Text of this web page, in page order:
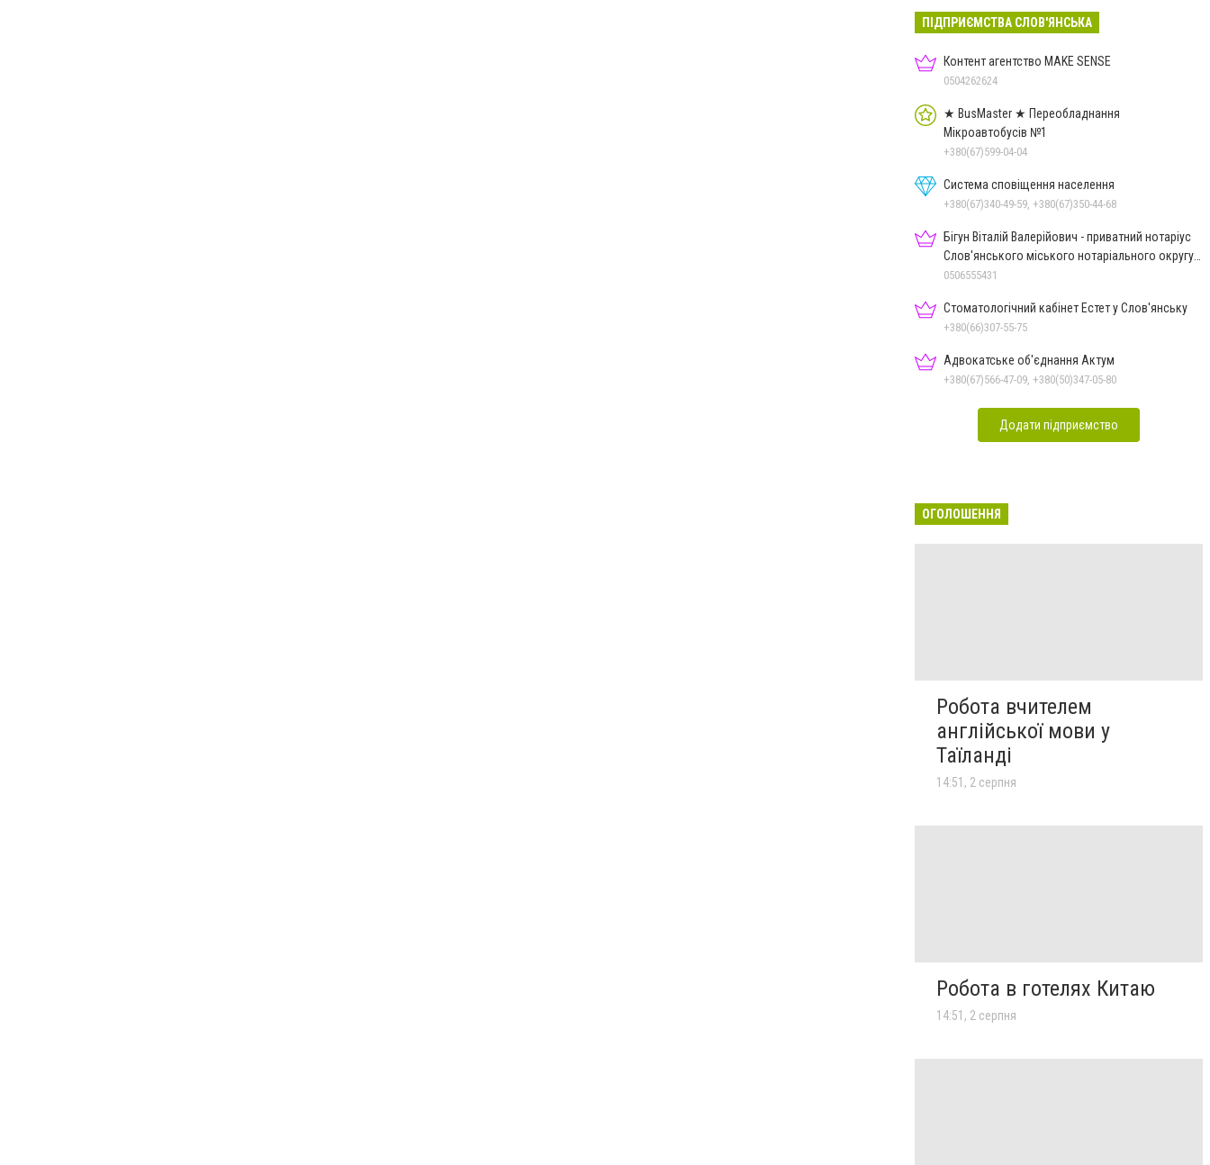
ПІДПРИЄМСТВА СЛОВ'ЯНСЬКА
Контент агентство MAKE SENSE
0504262624
★ BusMaster ★ Переобладнання
Мікроавтобусів №1
+380(67)599-04-04
Система сповіщення населення
+380(67)340-49-59, +380(67)350-44-68
Бігун Віталій Валерійович - приватний нотаріус
Слов'янського міського нотаріального округу
Дон.обл.
0506555431
Стоматологічний кабінет Естет у Слов'янську
+380(66)307-55-75
Адвокатське об'єднання Актум
+380(67)566-47-09, +380(50)347-05-80
Додати підприємство
ОГОЛОШЕННЯ
Робота вчителем
англійської мови у
Таїланді
14:51, 2 серпня
Робота в готелях Китаю
14:51, 2 серпня